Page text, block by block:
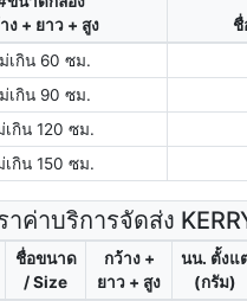
ง + ยาว + สูง
ชื่
เกิน 60 ซม.
เกิน 90 ซม.
เกิน 120 ซม.
เกิน 150 ซม.
าค่าบริการจัดส่ง
ชื่อขนาด
/ Size
กว้าง +
ยาว + สูง
นน. ตั้งแ
(กรัม)